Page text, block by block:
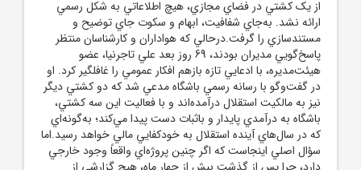
از يک کشتي در فضاي مجازي، هيچ اطلاعاتي به شکل رسمي
ارائه نشد. به‌جاي شفافيت، ابهام و سکوت جاي توضيح و
مستندسازي را گرفت.درحالي که هواداران و کارشناسان منتظر
پاسخ‌گويي مديران بودند، 69 روز بعد علي تاجرنيا، عضو
هيئت‌مديره، با ادعايي تازه بازهم افکار عمومي را غافلگير کرد. او
در گفت‌و‌گو با رسانه رسمي باشگاه مدعي شد که دو کشتي ديگر
نيز به مالکيت استقلال درآمده‌اند و با فعاليت اين سه کشتي،
باشگاه به درآمدي پايدار و باثبات دست پيدا مي‌کند؛ به‌گونه‌اي
که در سال‌هاي آينده استقلال به خودکفايي مالي خواهد رسيد.اما
سؤال اصلي اينجاست که اگر چنين پروژه‌اي واقعاً وجود خارجي